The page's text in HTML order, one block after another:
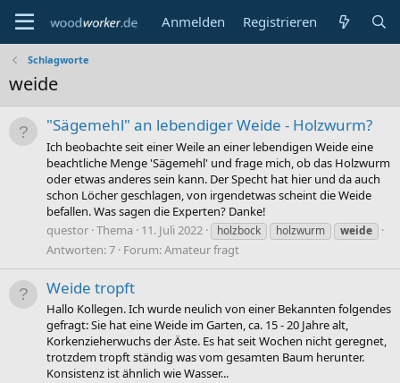
Anmelden Registrieren
Schlagworte
weide
"Sägemehl" an lebendiger Weide - Holzwurm?
Ich beobachte seit einer Weile an einer lebendigen Weide eine
beachtliche Menge 'Sägemehl' und frage mich, ob das Holzwurm
oder etwas anderes sein kann. Der Specht hat hier und da auch
schon Löcher geschlagen, von irgendetwas scheint die Weide
befallen. Was sagen die Experten? Danke!
questor Thema 11. Juli 2022 holzbock holzwurm weide
Antworten: 7 Forum:Amateur fragt
Weide tropft
Hallo Kollegen. Ich wurde neulich von einer Bekannten folgendes
gefragt: Sie hat eine Weide im Garten, ca. 15 - 20 Jahre alt,
Korkenzieherwuchs der Äste. Es hat seit Wochen nicht geregnet,
trotzdem tropft ständig was vom gesamten Baum herunter.
Konsistenz ist ähnlich wie Wasser...